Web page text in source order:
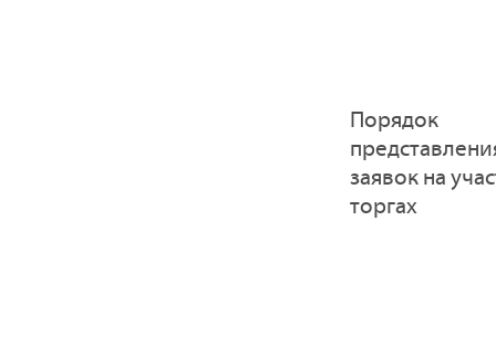
Порядок
заявок на
торгах